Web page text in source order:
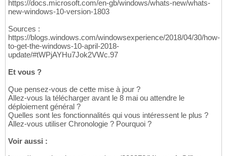
https://docs.microsoft.com/en-gb/windows/whats-new/whats-
new-windows-10-version-1803
Sources :
https://blogs.windows.com/windowsexperience/2018/04/30/how-
to-get-the-windows-10-april-2018-
update/#tWPjAYHu7Jok2VWc.97
Et vous ?
Que pensez-vous de cette mise à jour ?
Allez-vous la télécharger avant le 8 mai ou attendre le
déploiement général ?
Quelles sont les fonctionnalités qui vous intéressent le plus ?
Allez-vous utiliser Chronologie ? Pourquoi ?
Voir aussi :